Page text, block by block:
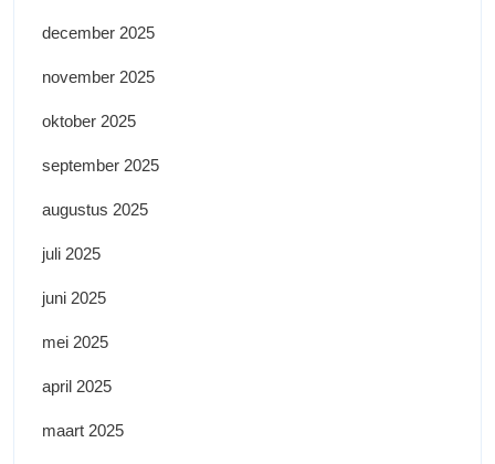
december 2025
november 2025
oktober 2025
september 2025
augustus 2025
juli 2025
juni 2025
mei 2025
april 2025
maart 2025